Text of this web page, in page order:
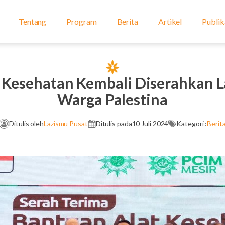
Tentang Program Berita Artikel
Kembali Diserahkan
Warga Palestina
Ditulis olehLazismu Pusat Ditulis pada10 Juli 2024 Kategori :